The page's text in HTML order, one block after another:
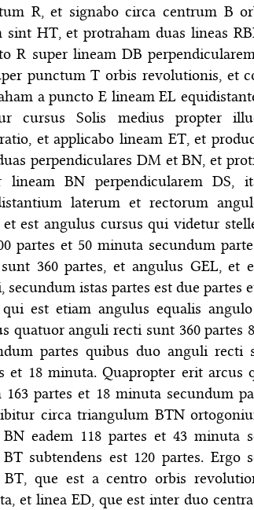
R, et signabo circa centrum B
sint HT, et protraham duas lineas
R super lineam DB
punctum T orbis revolutionis, et
a puncto E lineam EL
cursus Solis medius propter
et applicabo lineam ET, et
perpendiculares DM et BN, et
lineam BN perpendicularem
laterum et rectorum
et est angulus cursus qui videtur
partes et 50 minuta secundum
360 partes, et angulus GEL, et
secundum istas partes est due partes
est etiam angulus equalis
quatuor anguli recti sunt 360 partes
partes quibus duo anguli recti
et 18 minuta. Quapropter erit arcus
163 partes et 18 minuta secundum
circa triangulum BTN
eadem 118 partes et 43 minuta
subtendens est 120 partes. Ergo
BT, que est a centro orbis
et linea ED, que est inter duo